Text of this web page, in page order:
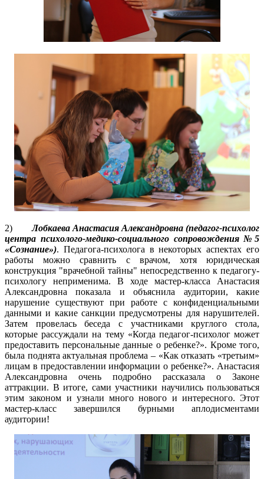
2)Лобкаева Анастасия Александровна (педагог-психолог
центра психолого-медико-социального сопровождения №5
«Сознание»). Педагога-психолога в некоторых аспектах его
работы можно сравнить с врачом, хотя юридическая
конструкция "врачебной тайны" непосредственно к педагогу-
психологу неприменима. В ходе мастер-класса Анастасия
Александровна показала и объяснила аудитории, какие
нарушение существуют при работе с конфиденциальными
данными и какие санкции предусмотрены для нарушителей.
Затем провелась беседа с участниками круглого стола,
которые рассуждали на тему «Когда педагог-психолог может
предоставить персональные данные о ребенке?». Кроме того,
была поднята актуальная проблема – «Как отказать «третьим»
лицам в предоставлении информации о ребенке?». Анастасия
Александровна очень подробно рассказала о Законе
аттракции. В итоге, сами участники научились пользоваться
этим законом и узнали много нового и интересного. Этот
мастер-класс завершился бурными аплодисментами
аудитории!